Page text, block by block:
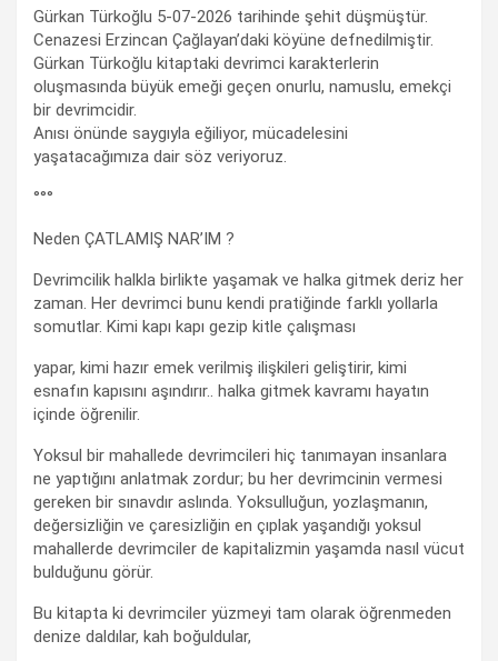
Gürkan Türkoğlu 5-07-2026 tarihinde şehit düşmüştür.
Cenazesi Erzincan Çağlayan’daki köyüne defnedilmiştir.
Gürkan Türkoğlu kitaptaki devrimci karakterlerin
oluşmasında büyük emeği geçen onurlu, namuslu, emekçi
bir devrimcidir.
Anısı önünde saygıyla eğiliyor, mücadelesini
yaşatacağımıza dair söz veriyoruz.
°°°
Neden ÇATLAMIŞ NAR’IM ?
Devrimcilik halkla birlikte yaşamak ve halka gitmek deriz her
zaman. Her devrimci bunu kendi pratiğinde farklı yollarla
somutlar. Kimi kapı kapı gezip kitle çalışması
yapar, kimi hazır emek verilmiş ilişkileri geliştirir, kimi
esnafın kapısını aşındırır.. halka gitmek kavramı hayatın
içinde öğrenilir.
Yoksul bir mahallede devrimcileri hiç tanımayan insanlara
ne yaptığını anlatmak zordur; bu her devrimcinin vermesi
gereken bir sınavdır aslında. Yoksulluğun, yozlaşmanın,
değersizliğin ve çaresizliğin en çıplak yaşandığı yoksul
mahallerde devrimciler de kapitalizmin yaşamda nasıl vücut
bulduğunu görür.
Bu kitapta ki devrimciler yüzmeyi tam olarak öğrenmeden
denize daldılar, kah boğuldular,